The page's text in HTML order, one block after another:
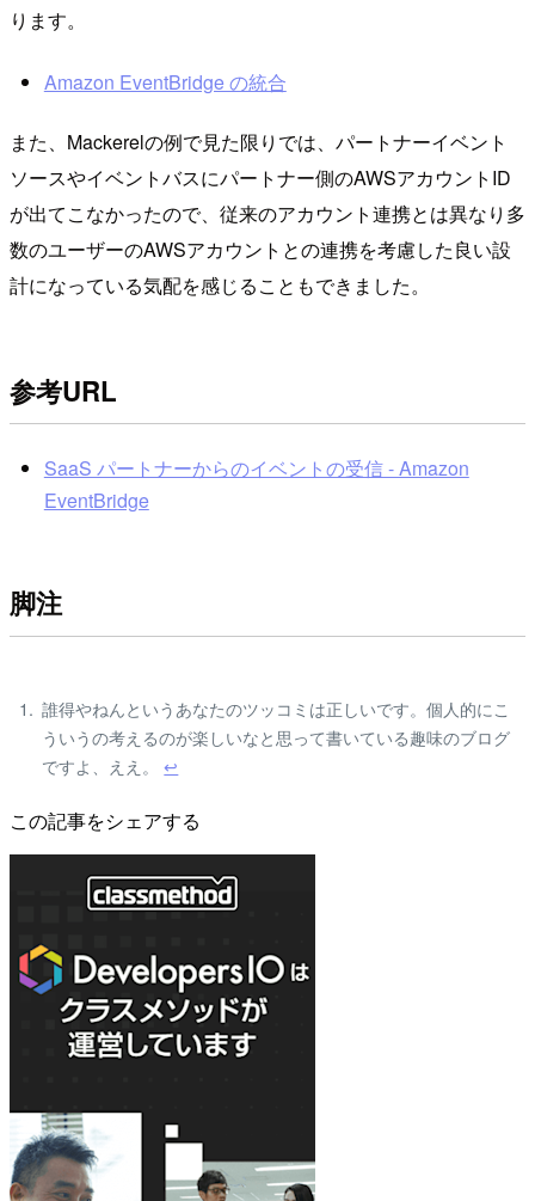
ります。
Amazon EventBridge の統合
また、Mackerelの例で見た限りでは、パートナーイベント
ソースやイベントバスにパートナー側のAWSアカウントID
が出てこなかったので、従来のアカウント連携とは異なり多
数のユーザーのAWSアカウントとの連携を考慮した良い設
計になっている気配を感じることもできました。
参考URL
SaaS パートナーからのイベントの受信 - Amazon
EventBridge
脚注
誰得やねんというあなたのツッコミは正しいです。個人的にこ
ういうの考えるのが楽しいなと思って書いている趣味のブログ
ですよ、ええ。↩
この記事をシェアする